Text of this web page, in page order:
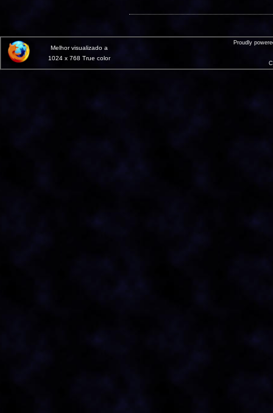
Melhor visualizado a
1024 x 768 True color
Proudly